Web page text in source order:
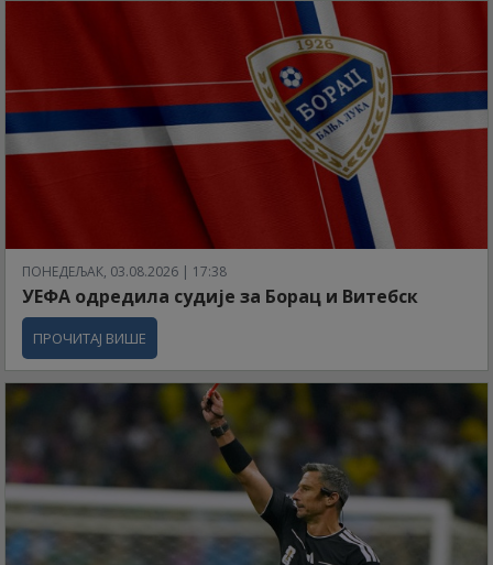
ПОНЕДЕЉАК, 03.08.2026 | 17:38
УЕФА одредила судије за Борац и Витебск
ПРОЧИТАЈ ВИШЕ